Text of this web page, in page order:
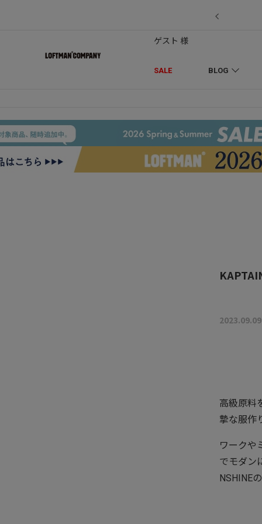
SALE BLOG
ゲスト 様
2023.09.09
高級原料
摯な服作
ワークや
でモダン
NSHINE